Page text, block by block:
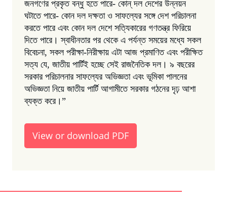
জনগণের প্রকৃত বন্ধু হতে পারে- কোন্ দল দেশের উন্নয়ন
ঘটাতে পারে- কোন দল দক্ষতা ও সাফল্যের সঙ্গে দেশ পরিচালনা
করতে পারে এবং কোন দল দেশে সত্যিকারের গণতন্ত্র ফিরিয়ে
দিতে পারে। স্বাধীনতার পর থেকে এ পর্যন্ত সময়ের মধ্যে সকল
বিবেচনা, সকল পরীক্ষা-নিরীক্ষায় এটা আজ প্রমাণিত এবং পরীক্ষিত
সত্য যে, জাতীয় পার্টিই হচ্ছে সেই রাজনৈতিক দল। ৯ বছরের
সরকার পরিচালনার সাফল্যের অভিজ্ঞতা এবং ভূমিকা পালনের
অভিজ্ঞতা নিয়ে জাতীয় পার্টি আগামীতে সরকার গঠনের দৃঢ় আশা
ব্যক্ত করে।”
View or download PDF